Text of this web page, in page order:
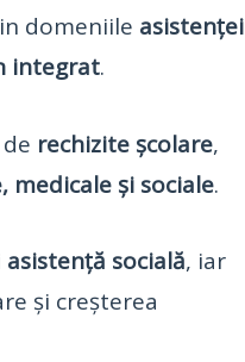
domeniile asistenței
integrat.
rechizite școlare,
medicale și sociale.
asistență socială, iar
și creșterea